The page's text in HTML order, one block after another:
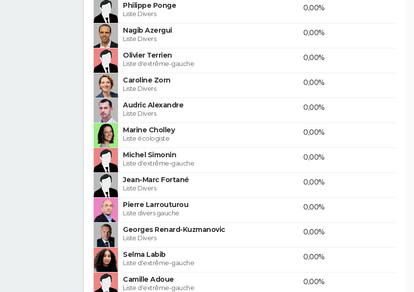
Philippe Ponge
Liste Divers
0,00%
Nagib Azergui
Liste Divers
0,00%
Olivier Terrien
Liste d'extrême-gauche
0,00%
Caroline Zorn
Liste Divers
0,00%
Audric Alexandre
Liste Divers
0,00%
Marine Cholley
Liste écologiste
0,00%
Michel Simonin
Liste d'extrême-gauche
0,00%
Jean-Marc Fortané
Liste Divers
0,00%
Pierre Larrouturou
Liste divers gauche
0,00%
Georges Renard-Kuzmanovic
Liste Divers
0,00%
Selma Labib
Liste d'extrême-gauche
0,00%
Camille Adoue
Liste d'extrême-gauche
0,00%